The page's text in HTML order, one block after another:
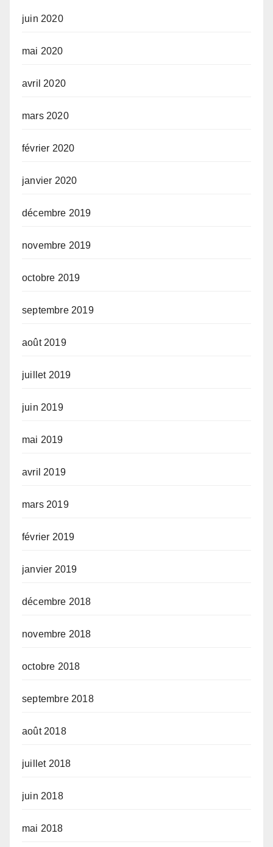
juin 2020
mai 2020
avril 2020
mars 2020
février 2020
janvier 2020
décembre 2019
novembre 2019
octobre 2019
septembre 2019
août 2019
juillet 2019
juin 2019
mai 2019
avril 2019
mars 2019
février 2019
janvier 2019
décembre 2018
novembre 2018
octobre 2018
septembre 2018
août 2018
juillet 2018
juin 2018
mai 2018